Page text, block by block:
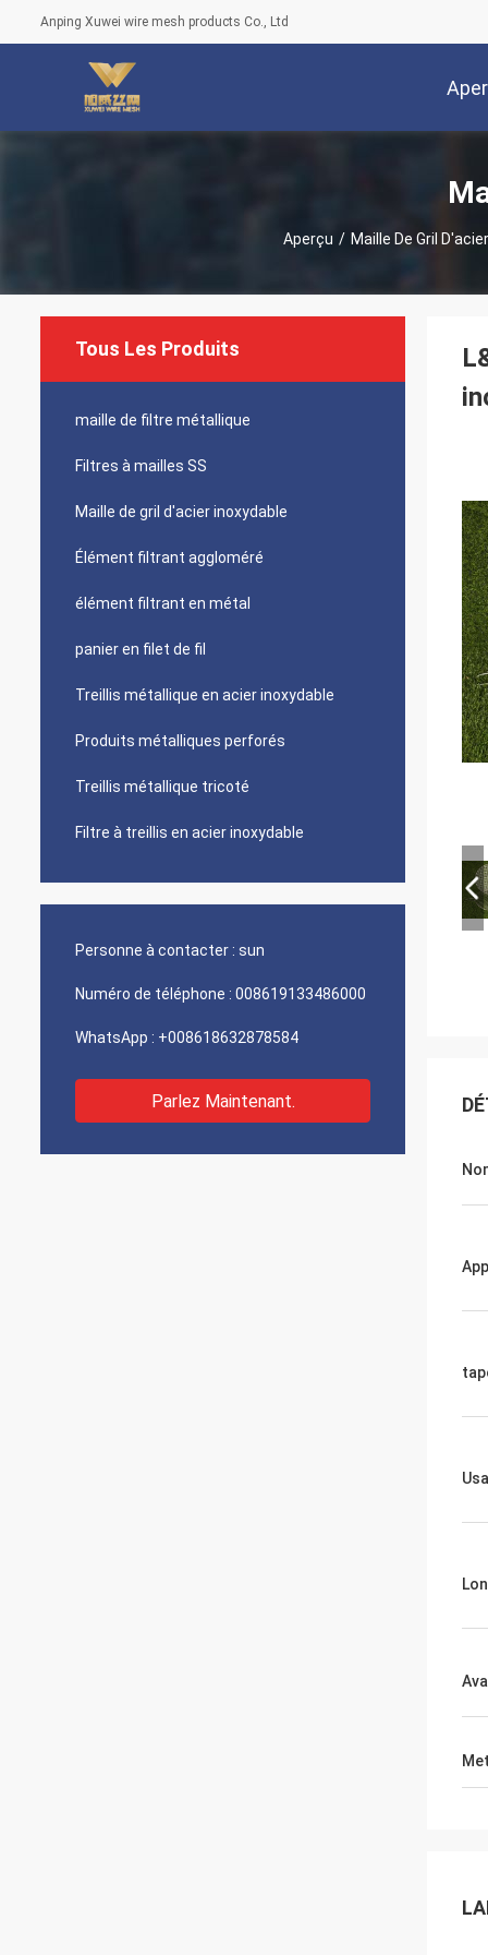
Anping Xuwei wire mesh products Co., Ltd
Aperçu / Maille De Gril
Tous Les Produits
maille de filtre métallique
Filtres à mailles SS
Maille de gril d'acier inoxydable
Élément filtrant aggloméré
élément filtrant en métal
panier en filet de fil
Treillis métallique en acier inoxydable
Produits métalliques perforés
Treillis métallique tricoté
Filtre à treillis en acier inoxydable
Personne à contacter : sun
Numéro de téléphone : 008619133486000
WhatsApp : +008618632878584
Parlez Maintenant.